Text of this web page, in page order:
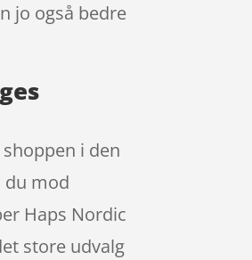
jo også bedre
i den
du mod
Haps Nordic
store udvalg